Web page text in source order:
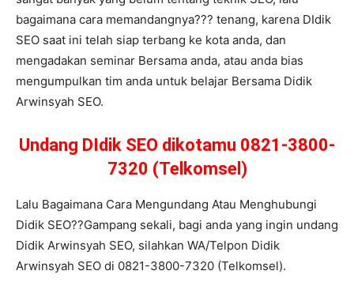
bagaimana cara memandangnya??? tenang, karena DIdik
SEO saat ini telah siap terbang ke kota anda, dan
mengadakan seminar Bersama anda, atau anda bias
mengumpulkan tim anda untuk belajar Bersama Didik
Arwinsyah SEO.
Undang DIdik SEO dikotamu 0821-3800-
7320 (Telkomsel)
Lalu Bagaimana Cara Mengundang Atau Menghubungi
Didik SEO??Gampang sekali, bagi anda yang ingin undang
Didik Arwinsyah SEO, silahkan WA/Telpon Didik
Arwinsyah SEO di 0821-3800-7320 (Telkomsel).